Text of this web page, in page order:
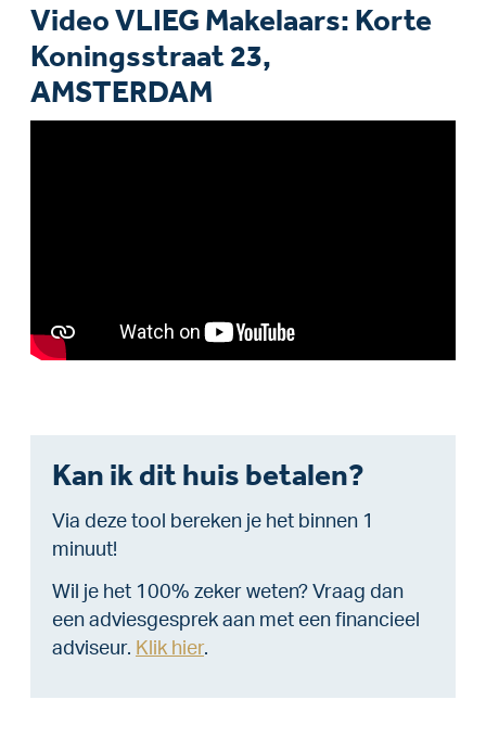
Video VLIEG Makelaars: Korte
Koningsstraat 23,
AMSTERDAM
Kan ik dit huis betalen?
Via deze tool bereken je het binnen 1
minuut!
Wil je het 100% zeker weten? Vraag dan
een adviesgesprek aan met een financieel
adviseur. Klik hier.